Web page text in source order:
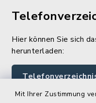
Mit Ihrer Zustimmung
Hier können Sie sich
herunterladen: